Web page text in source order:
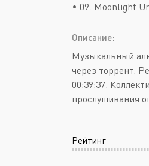
• 09. Moonlight
Описание:
Музыкальный
через торрент.
00:39:37.
прослушивания
Рейтинг